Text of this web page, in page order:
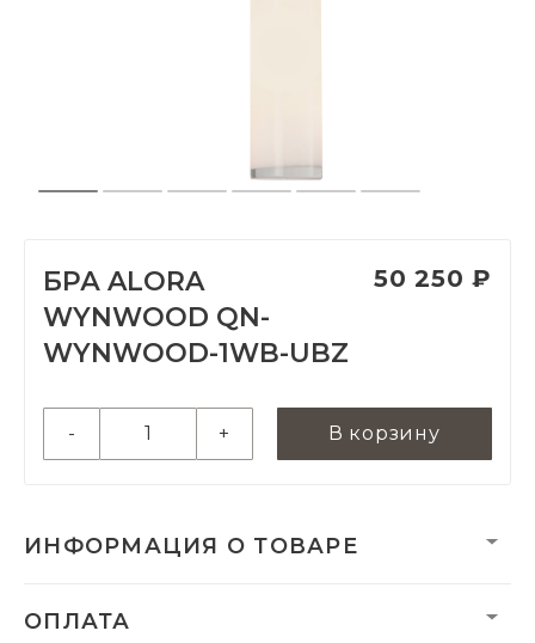
БРА ALORA
WYNWOOD QN-
WYNWOOD-1WB-UBZ
50 250 ₽
- + В корзину
ИНФОРМАЦИЯ О ТОВАРЕ
Гарантия:
ОПЛАТА